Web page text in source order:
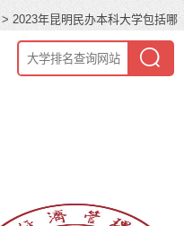
> 2023年昆明民办本科大学包括哪